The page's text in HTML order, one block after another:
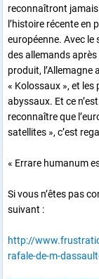
reconnaîtront jamais
l’histoire récente en
européenne. Avec le
des allemands après
produit, l’Allemagne
« Kolossaux », et
abyssaux. Et ce
reconnaître que
satellites », c’est
« Errare humanum
Si vous n’êtes pas
suivant :
http://
rafale-de-m-